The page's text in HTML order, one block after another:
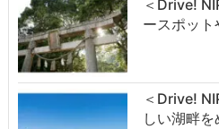
＜Drive!
ースポッ
＜Drive!
しい湖畔